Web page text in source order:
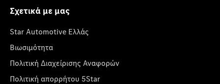
Σχετικά με μας
Star Automotive Ελλάς
Βιωσιμότητα
Πολιτική Διαχείρισης Αναφορών
Πολιτική απορρήτου 5Star